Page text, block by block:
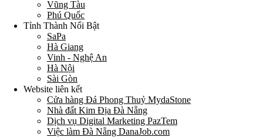
Vũng Tàu
Phú Quốc
Tỉnh Thành Nổi Bật
SaPa
Hà Giang
Vinh - Nghệ An
Hà Nội
Sài Gòn
Website liên kết
Cửa hàng Đá Phong Thuỷ MydaStone
Nhà đất Kim Địa Đà Nẵng
Dịch vụ Digital Marketing PazTem
Việc làm Đà Nẵng DanaJob.com